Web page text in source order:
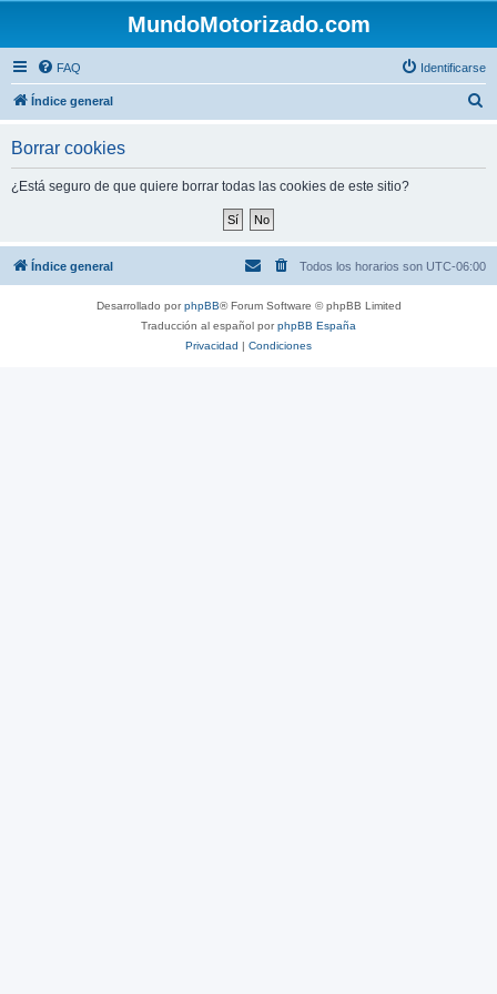
MundoMotorizado.com
FAQ Identificarse
Índice general
Borrar cookies
¿Está seguro de que quiere borrar todas las cookies de este sitio?
Índice general Todos los horarios son UTC-06:00
Desarrollado porphpBB® Forum Software © phpBB Limited
Traducción al español porphpBB España
Privacidad | Condiciones